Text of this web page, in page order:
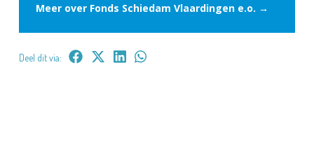
Meer over Fonds Schiedam Vlaardingen e.o. →
Deel dit via: